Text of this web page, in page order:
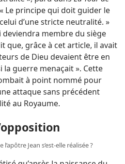
Le principe qui doit guider le
d’une stricte neutralité. »
deviendra membre du siège
que, grâce à cet article, il avait
de Dieu devaient être en
la guerre menaçait ». Cette
à point nommé pour
attaque sans précédent
au Royaume.
Jean s’est-​elle réalisée ?